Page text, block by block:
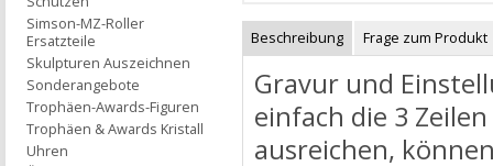
Beschreibung Frage zum Produkt
Gravur und
einfach die 3
ausreichen,
Simson-MZ-Roller
Ersatzteile
Skulpturen Auszeichnen
Sonderangebote
Trophäen-Awards-Figuren
Trophäen & Awards Kristall
Uhren